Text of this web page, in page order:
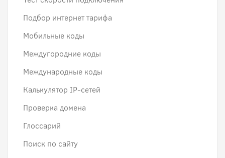
Подбор интернет тарифа
Мобильные коды
Междугородние коды
Международные коды
Калькулятор IP-сетей
Проверка домена
Глоссарий
Поиск по сайту